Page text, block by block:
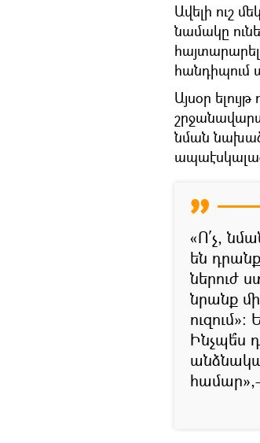
Ավելի ուշ
նամակը
հանդիպում
Այսօր
նման
«Ո՛չ,
են
ներուժ
նրանք
ուզում»:
Ինչպե՞ս